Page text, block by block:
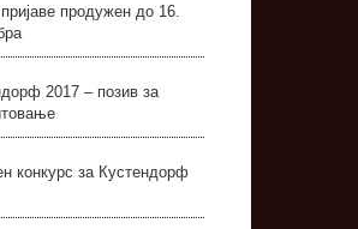
продужен до 16.
2017 – позив за
конкурс за Кустендорф